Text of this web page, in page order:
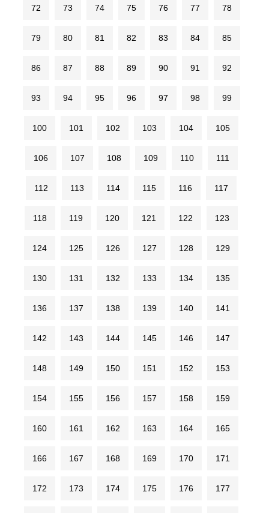
72 73 74 75 76 77 78
79 80 81 82 83 84 85
86 87 88 89 90 91 92
93 94 95 96 97 98 99
100 101 102 103 104 105
106 107 108 109 110 111
112 113 114 115 116 117
118 119 120 121 122 123
124 125 126 127 128 129
130 131 132 133 134 135
136 137 138 139 140 141
142 143 144 145 146 147
148 149 150 151 152 153
154 155 156 157 158 159
160 161 162 163 164 165
166 167 168 169 170 171
172 173 174 175 176 177